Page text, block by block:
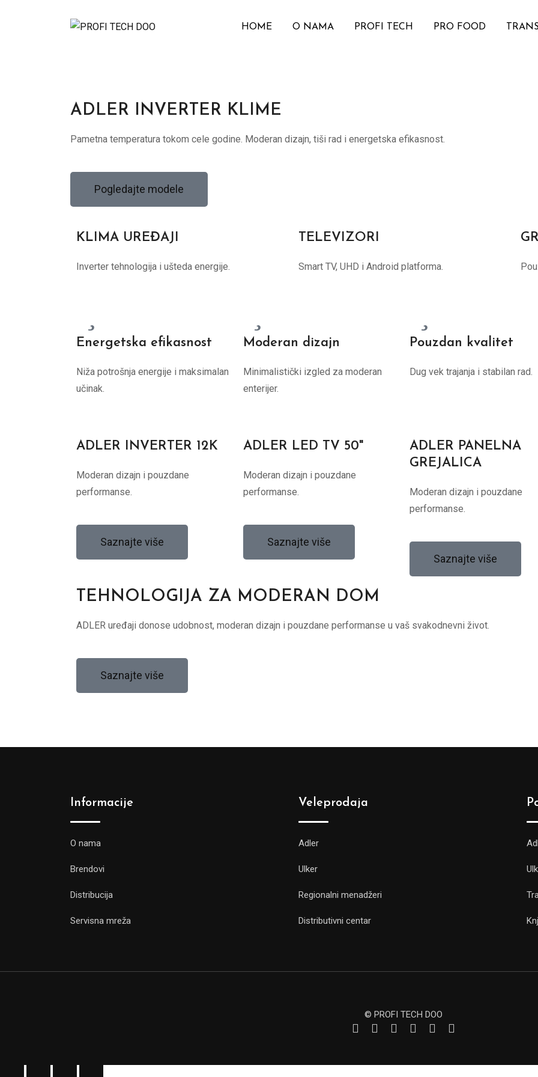
HOME O NAMA PROFI TECH PRO FOOD
ADLER INVERTER KLIME
Pametna temperatura tokom cele godine. Moderan dizajn, tiši rad i energetska efikasnost.
Pogledajte modele
KLIMA UREĐAJI
Inverter tehnologija i ušteda energije.
TELEVIZORI
Smart TV, UHD i Android platforma.
Energetska efikasnost
Niža potrošnja energije i maksimalan
učinak.
Moderan dizajn
Minimalistički izgled za moderan
enterijer.
Pouzdan kvalitet
Dug vek trajanja i stabilan rad.
ADLER INVERTER 12K
Moderan dizajn i pouzdane
performanse.
Saznajte više
ADLER LED TV 50"
Moderan dizajn i pouzdane
performanse.
Saznajte više
ADLER PANELNA
GREJALICA
Moderan dizajn i pouzdane
performanse.
Saznajte više
TEHNOLOGIJA ZA MODERAN DOM
ADLER uređaji donose udobnost, moderan dizajn i pouzdane performanse u vaš svakodnevni život.
Saznajte više
Informacije
O nama
Brendovi
Distribucija
Servisna mreža
Veleprodaja
Adler
Ulker
Regionalni menadžeri
Distributivni centar
© PROFI TECH DOO